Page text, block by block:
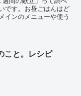
です。お昼ごはんはど
インのメニューや使う
こと。レシピ